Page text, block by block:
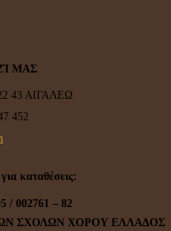
ΜΑΣ
43 ΑΙΓΑΛΕΩ
452
καταθέσεις:
/ 002761 – 82
ΣΧΟΛΩΝ ΧΟΡΟΥ ΕΛΛΑΔΟΣ